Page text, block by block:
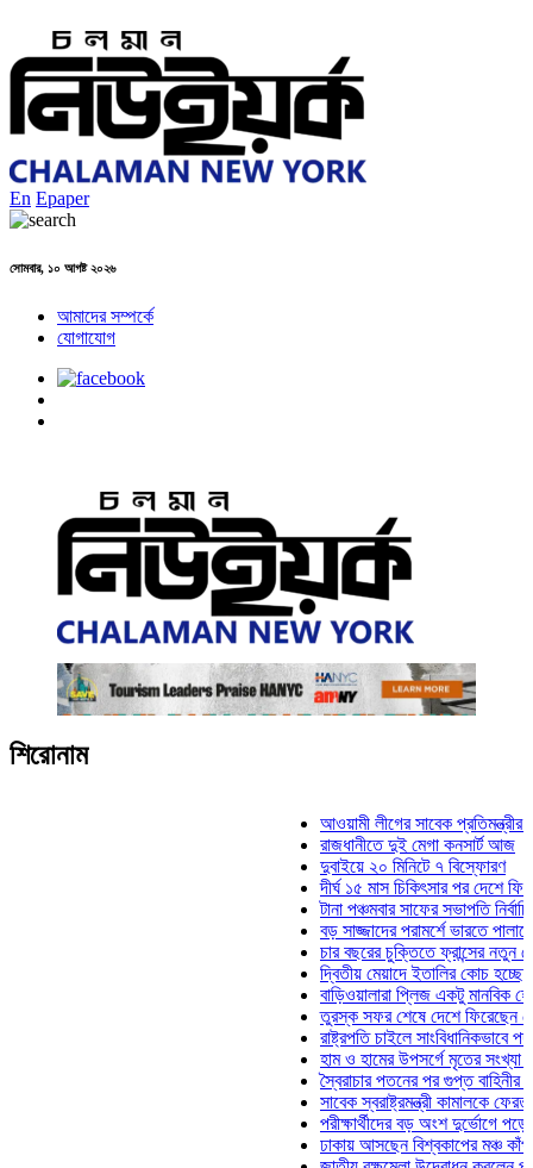
En Epaper
সোমবার, ১০ আগষ্ট ২০২৬
আমাদের সম্পর্কে
যোগাযোগ
শিরোনাম
আওয়ামী লীগের সাবেক প্রতিমন্ত্রীর বাড়িতে
রাজধানীতে দুই মেগা কনসার্ট আজ
দুবাইয়ে ২০ মিনিটে ৭ বিস্ফোরণ
দীর্ঘ ১৫ মাস চিকিৎসার পর দেশে ফিরলেন
টানা পঞ্চমবার সাফের সভাপতি নির্বাচিত কাজী
বড় সাজ্জাদের পরামর্শে ভারতে পালাতে
চার বছরের চুক্তিতে ফ্রান্সের নতুন কোচ জিদান
দ্বিতীয় মেয়াদে ইতালির কোচ হচ্ছেন মানচিনি
বাড়িওয়ালারা প্লিজ একটু মানবিক হোন: মনিরা
তুরস্ক সফর শেষে দেশে ফিরেছেন সেনাপ্রধান
রাষ্ট্রপতি চাইলে সাংবিধানিকভাবে পদত্যাগ করতে
হাম ও হামের উপসর্গে মৃতের সংখ্যা ৮০০ ছাড়াল
স্বৈরাচার পতনের পর গুপ্ত বাহিনীর আত্মপ্রকাশ:
সাবেক স্বরাষ্ট্রমন্ত্রী কামালকে ফেরত চেয়ে
পরীক্ষার্থীদের বড় অংশ দুর্ভোগে পড়েনি: ড.
ঢাকায় আসছেন বিশ্বকাপের মঞ্চ কাঁপানো সেই